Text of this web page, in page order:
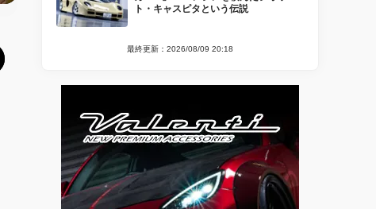
ト・キャスピタという伝説
最終更新：2026/08/09 20:18